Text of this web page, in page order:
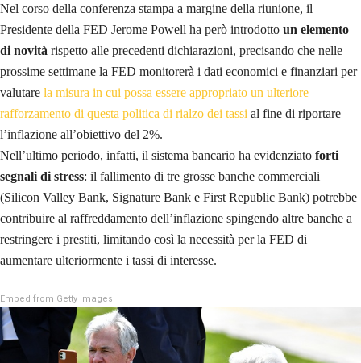
Nel corso della conferenza stampa a margine della riunione, il
Presidente della FED Jerome Powell ha però introdotto un elemento
di novità rispetto alle precedenti dichiarazioni, precisando che nelle
prossime settimane la FED monitorerà i dati economici e finanziari per
valutare la misura in cui possa essere appropriato un ulteriore
rafforzamento di questa politica di rialzo dei tassi al fine di riportare
l’inflazione all’obiettivo del 2%.
Nell’ultimo periodo, infatti, il sistema bancario ha evidenziato forti
segnali di stress: il fallimento di tre grosse banche commerciali
(Silicon Valley Bank, Signature Bank e First Republic Bank) potrebbe
contribuire al raffreddamento dell’inflazione spingendo altre banche a
restringere i prestiti, limitando così la necessità per la FED di
aumentare ulteriormente i tassi di interesse.
Embed from Getty Images